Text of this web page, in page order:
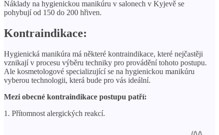
Náklady na hygienickou manikúru v salonech v Kyjevě se
pohybují od 150 do 200 hřiven.
Kontraindikace:
Hygienická manikúra má některé kontraindikace, které nejčastěji
vznikají v procesu výběru techniky pro provádění tohoto postupu.
Ale kosmetologové specializující se na hygienickou manikúru
vyberou technologii, která bude pro vás ideální.
Mezi obecné kontraindikace postupu patří:
1. Přítomnost alergických reakcí.